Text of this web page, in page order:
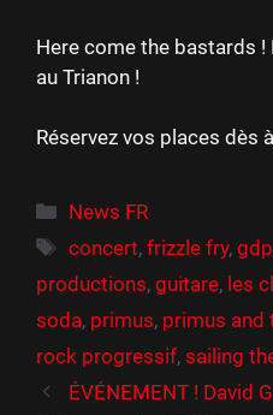
Here come the bastards
au Trianon !
Réservez vos places dès
Catégories
News FR
Étiquettes
concert,frizzle fry,gdp
productions, guitare, les
soda, primus, primus and
rock progressif, sailing
ÉVÉNEMENT ! David